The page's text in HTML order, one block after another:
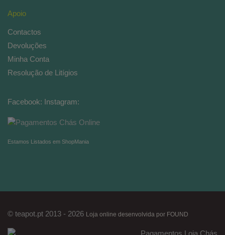
Apoio
Contactos
Devoluções
Minha Conta
Resolução de Litígios
Facebook: Instagram:
Estamos Listados em ShopMania
© teapot.pt 2013 - 2026 Loja online desenvolvida por FOUND